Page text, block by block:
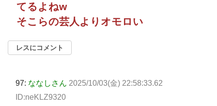
てるよねw
そこらの芸人よりオモロい
レスにコメント
97: ななしさん 2025/10/03(金) 22:58:33.62
ID:neKLZ9320